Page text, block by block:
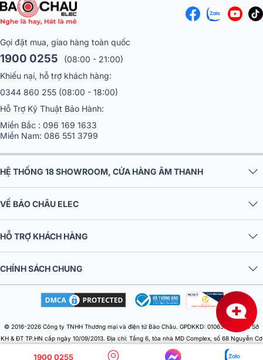
Gọi đặt mua, giao hàng toàn quốc
1900 0255
(08:00 - 21:00)
Khiếu nại, hỗ trợ khách hàng:
0344 860 255 (08:00 - 18:00)
Hỗ Trợ Kỹ Thuật Bảo Hành:
Miền Bắc : 096 169 1633
Miền Nam: 086 551 3799
HỆ THỐNG 18 SHOWROOM, CỬA HÀNG ÂM THANH
VỀ BẢO CHÂU ELEC
HỖ TRỢ KHÁCH HÀNG
CHÍNH SÁCH CHUNG
© 2016-2026 Công ty TNHH Thương mại và điện tử Bảo Châu. GPDKKD: 0106303879 do Sở
KH & ĐT TP.HN cấp ngày 10/09/2013. Địa chỉ: Tầng 6, tòa nhà MD Complex, số 68 Nguyễn Cơ
Thạch, Phường Từ Liêm, Thành phố Hà Nội, Việt Nam. Điện thoại: 024 730 10 255. Email:
1900 0255